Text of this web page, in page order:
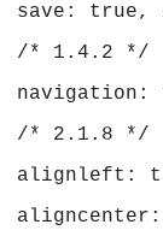
save: true, //
/* 1.4.2 */
navigation:
/* 2.1.8 */
alignleft: